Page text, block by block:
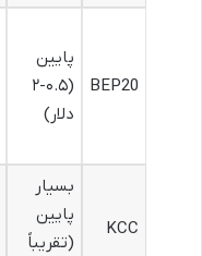
BEP20
پایین
(۰.۵-۲
دلار)
KCC
بسیار
پایین
(تقریباً